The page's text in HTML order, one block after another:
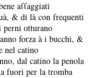
aſſaggiati
& di là con frequenti
perni otturano
forza à i bucchi, &
nel catino
dal catino la penola
fuori per la tromba